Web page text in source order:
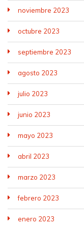
noviembre 2023
octubre 2023
septiembre 2023
agosto 2023
julio 2023
junio 2023
mayo 2023
abril 2023
marzo 2023
febrero 2023
enero 2023